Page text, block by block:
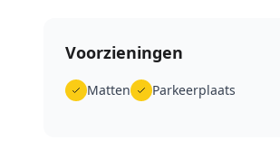
Voorzieningen
Matten Parkeerplaats